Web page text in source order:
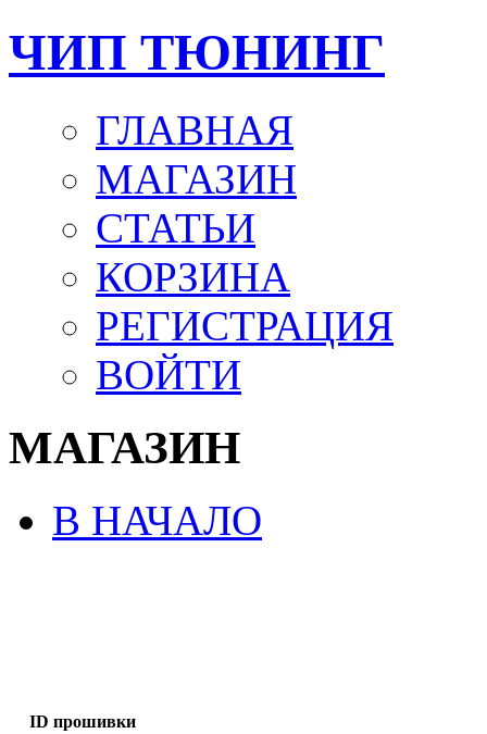
ЧИП ТЮНИНГ
ГЛАВНАЯ
МАГАЗИН
СТАТЬИ
КОРЗИНА
РЕГИСТРАЦИЯ
ВОЙТИ
МАГАЗИН
В НАЧАЛО
ID прошивки